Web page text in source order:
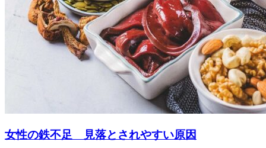
女性の鉄不足 見落とされやすい原因